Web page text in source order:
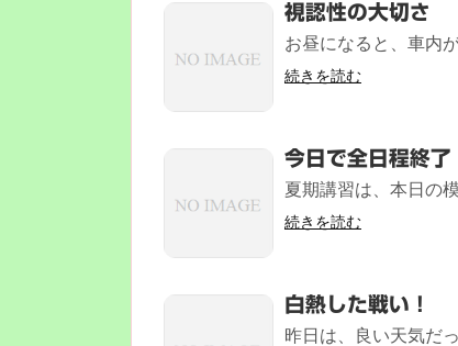
視認性の大切さ
お昼になると、車内
続きを読む
今日で全日程終了
夏期講習は、本日の
続きを読む
白熱した戦い！
昨日は、良い天気だ